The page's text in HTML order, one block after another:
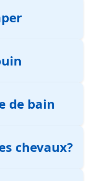
de bain
chevaux?